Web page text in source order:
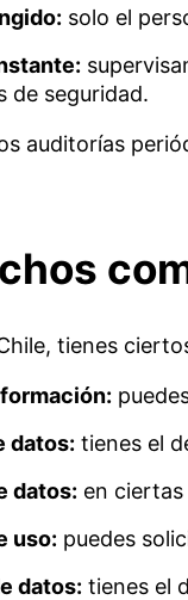
solo el
de seguridad.
auditorías
tienes
datos: tienes el
datos: en
uso: puedes
datos: tienes el